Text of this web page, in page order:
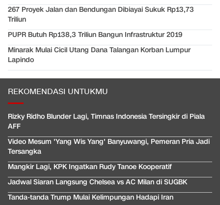
267 Proyek Jalan dan Bendungan Dibiayai Sukuk Rp13,73
Triliun
PUPR Butuh Rp138,3 Triliun Bangun Infrastruktur 2019
Minarak Mulai Cicil Utang Dana Talangan Korban Lumpur
Lapindo
REKOMENDASI UNTUKMU
Rizky Ridho Blunder Lagi, Timnas Indonesia Tersingkir di Piala
AFF
Video Mesum 'Yang Wis Yang' Banyuwangi, Pemeran Pria Jadi
Tersangka
Mangkir Lagi, KPK Ingatkan Rudy Tanoe Kooperatif
Jadwal Siaran Langsung Chelsea vs AC Milan di SUGBK
Tanda-tanda Trump Mulai Kelimpungan Hadapi Iran